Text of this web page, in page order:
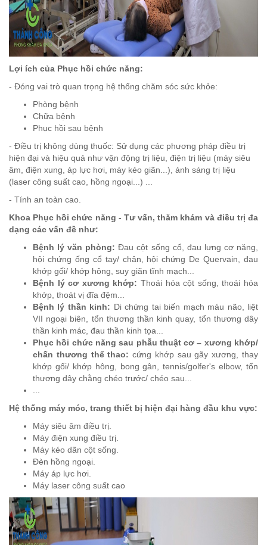
Lợi ích của Phục hồi chức năng:
- Đóng vai trò quan trọng hệ thống chăm sóc sức khỏe:
Phòng bệnh
Chữa bệnh
Phục hồi sau bệnh
- Điều trị không dùng thuốc: Sử dụng các phương pháp điều trị
hiện đại và hiệu quả như vận động trị liệu, điện trị liệu (máy siêu
âm, điện xung, áp lực hơi, máy kéo giãn...), ánh sáng trị liệu
(laser công suất cao, hồng ngoại...) ...
- Tính an toàn cao.
Khoa Phục hồi chức năng - Tư vấn, thăm khám và điều trị đa
dạng các vấn đề như:
Bệnh lý văn phòng: Đau cột sống cổ, đau lưng cơ năng,
hội chứng ống cổ tay/ chân, hội chứng De Quervain, đau
khớp gối/ khớp hông, suy giãn tĩnh mạch...
Bệnh lý cơ xương khớp: Thoái hóa cột sống, thoái hóa
khớp, thoát vị đĩa đệm...
Bệnh lý thần kinh: Di chứng tai biến mạch máu não, liệt
VII ngoại biên, tổn thương thần kinh quay, tổn thương dây
thần kinh mác, đau thần kinh tọa...
Phục hồi chức năng sau phẫu thuật cơ – xương khớp/
chấn thương thể thao: cứng khớp sau gãy xương, thay
khớp gối/ khớp hông, bong gân, tennis/golfer's elbow, tổn
thương dây chằng chéo trước/ chéo sau...
Hệ thống máy móc, trang thiết bị hiện đại hàng đầu khu vực:
Máy siêu âm điều trị.
Máy điện xung điều trị.
Máy kéo dãn cột sống.
Đèn hồng ngoại.
Máy áp lực hơi.
Máy laser công suất cao